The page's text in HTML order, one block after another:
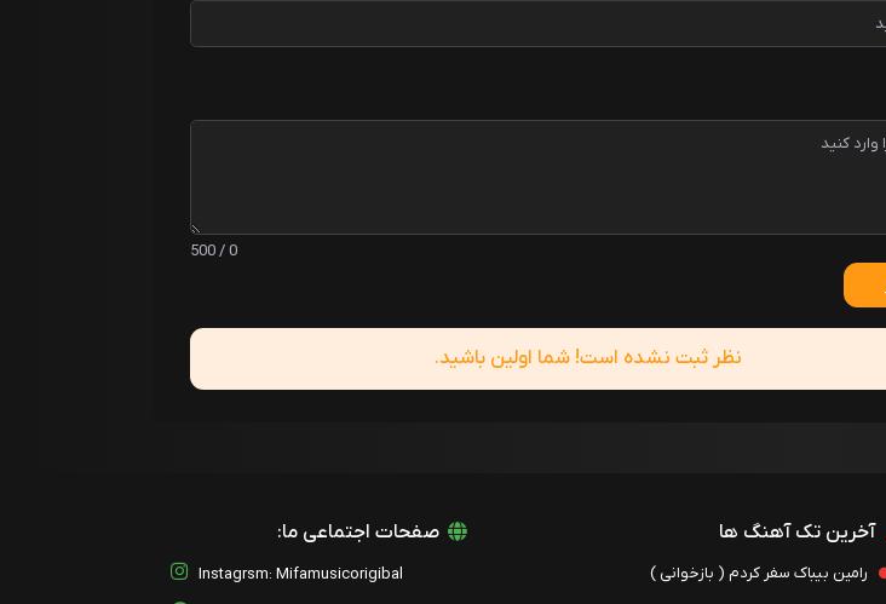
0 / 500
نظر ثبت نشده است! شما اولین باشید.
آخرین تک آهنگ ها
رامین بیباک سفر کردم ( بازخوانی )
صفحات اجتماعی ما:
Instagrsm: Mifamusicorigibal